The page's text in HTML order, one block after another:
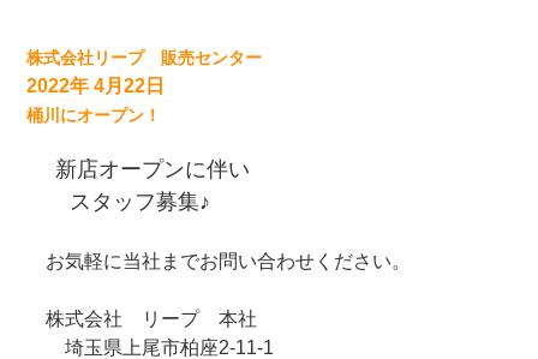
株式会社リープ 販売センター
2022年 4月22日
桶川にオープン！
新店オープンに伴い
スタッフ募集♪
お気軽に当社までお問い合わせください。
株式会社 リープ 本社
埼玉県上尾市柏座2-11-1